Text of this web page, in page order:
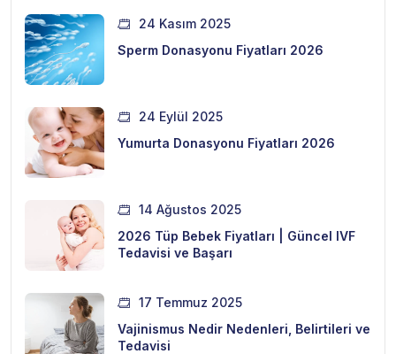
24 Kasım 2025
Sperm Donasyonu Fiyatları 2026
24 Eylül 2025
Yumurta Donasyonu Fiyatları 2026
14 Ağustos 2025
2026 Tüp Bebek Fiyatları | Güncel IVF
Tedavisi ve Başarı
17 Temmuz 2025
Vajinismus Nedir Nedenleri, Belirtileri ve
Tedavisi